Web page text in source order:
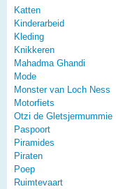
Katten
Kinderarbeid
Kleding
Knikkeren
Mahadma Ghandi
Mode
Monster van Loch Ness
Motorfiets
Otzi de Gletsjermummie
Paspoort
Piramides
Piraten
Poep
Ruimtevaart